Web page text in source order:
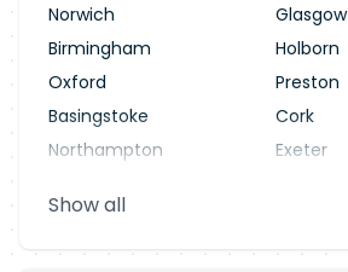
Norwich
Glasgow
Birmingham
Holborn
Oxford
Preston
Basingstoke
Cork
Northampton
Exeter
Blackpool
Show all